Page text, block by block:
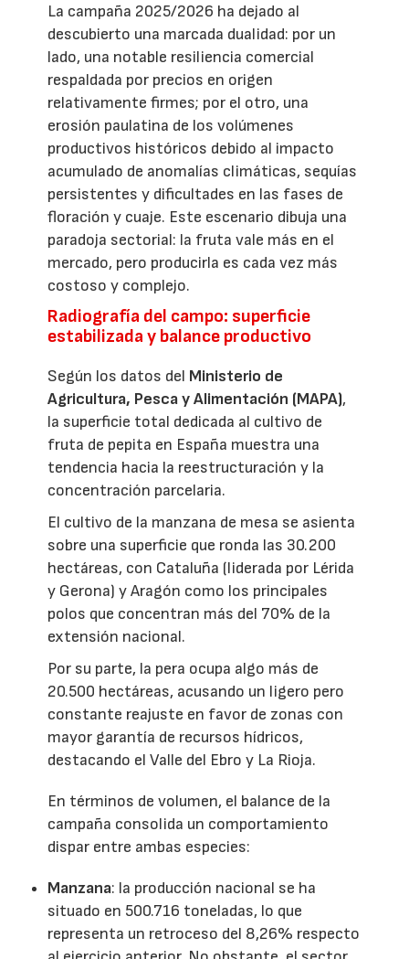
La campaña 2025/2026 ha dejado al
descubierto una marcada dualidad: por un
lado, una notable resiliencia comercial
respaldada por precios en origen
relativamente firmes; por el otro, una
erosión paulatina de los volúmenes
productivos históricos debido al impacto
acumulado de anomalías climáticas, sequías
persistentes y dificultades en las fases de
floración y cuaje. Este escenario dibuja una
paradoja sectorial: la fruta vale más en el
mercado, pero producirla es cada vez más
costoso y complejo.
Radiografía del campo: superficie
estabilizada y balance productivo
Según los datos del Ministerio de
Agricultura, Pesca y Alimentación (MAPA),
la superficie total dedicada al cultivo de
fruta de pepita en España muestra una
tendencia hacia la reestructuración y la
concentración parcelaria.
El cultivo de la manzana de mesa se asienta
sobre una superficie que ronda las 30.200
hectáreas, con Cataluña (liderada por Lérida
y Gerona) y Aragón como los principales
polos que concentran más del 70% de la
extensión nacional.
Por su parte, la pera ocupa algo más de
20.500 hectáreas, acusando un ligero pero
constante reajuste en favor de zonas con
mayor garantía de recursos hídricos,
destacando el Valle del Ebro y La Rioja.
En términos de volumen, el balance de la
campaña consolida un comportamiento
dispar entre ambas especies:
Manzana: la producción nacional se ha
situado en 500.716 toneladas, lo que
representa un retroceso del 8,26% respecto